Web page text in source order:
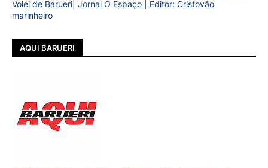
Volei de Barueri| Jornal O Espaço | Editor: Cristovão
marinheiro
AQUI BARUERI